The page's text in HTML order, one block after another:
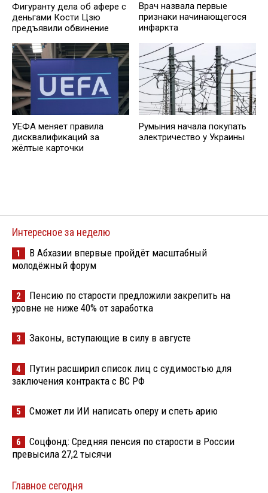
Фигуранту дела об афере с
деньгами Кости Цзю
предъявили обвинение
Врач назвала первые
признаки начинающегося
инфаркта
УЕФА меняет правила
дисквалификаций за
жёлтые карточки
Румыния начала покупать
электричество у Украины
Интересное за неделю
1
В Абхазии впервые пройдёт масштабный
молодёжный форум
2
Пенсию по старости предложили закрепить на
уровне не ниже 40% от заработка
3 Законы, вступающие в силу в августе
4
Путин расширил список лиц с судимостью для
заключения контракта с ВС РФ
5 Сможет ли ИИ написать оперу и спеть арию
6
Соцфонд: Средняя пенсия по старости в России
превысила 27,2 тысячи
Главное сегодня